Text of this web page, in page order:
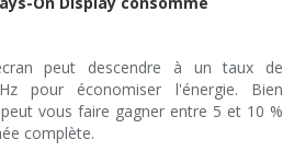
peut descendre à un taux de
pour économiser l'énergie. Bien
vous faire gagner entre 5 et 10 %
complète.